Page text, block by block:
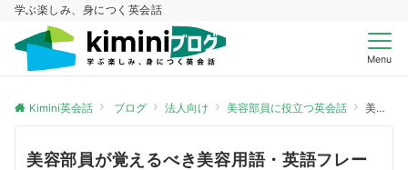
学ぶ楽しみ、身につく英会話
Menu
Kimini英会話 ブログ 法人向け 美容部員に役立つ英会話 美容部員が覚えるべき美容用語・英語フレーズ50選【保存版】
美容部員が覚えるべき美容用語・英語フレー